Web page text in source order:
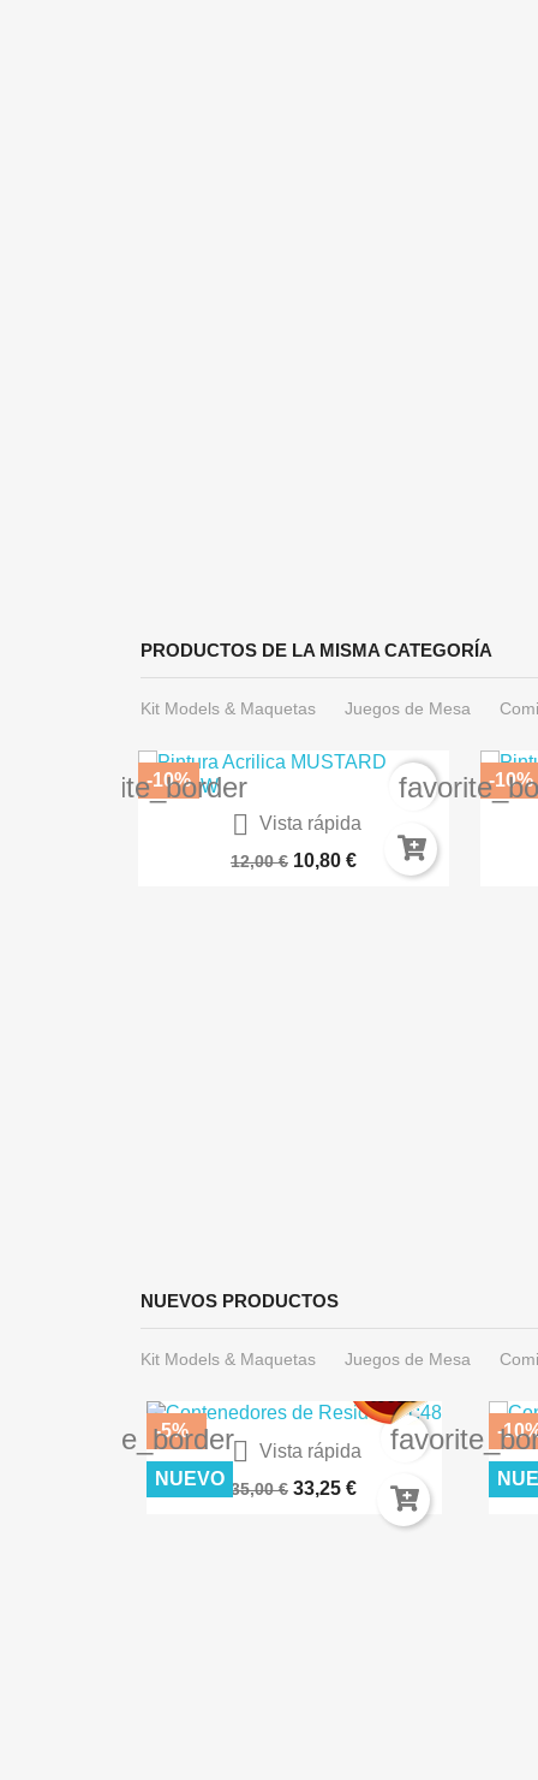
PRODUCTOS DE LA MISMA CATEGORÍA
Kit Models & Maquetas Juegos de Mesa
favorite_border

Vista rápida
Paleta Servocráneo 66-32
12,00 € 10,80 €
-10% -10%
NUEVOS PRODUCTOS
Kit Models & Maquetas Juegos de Mesa
favorite_border Vista rápida
Warhammer 40.000: Imperium...
35,00 € 33,25 €
-5%
NUEVO
-